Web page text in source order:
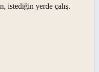
istediğin yerde çalış.